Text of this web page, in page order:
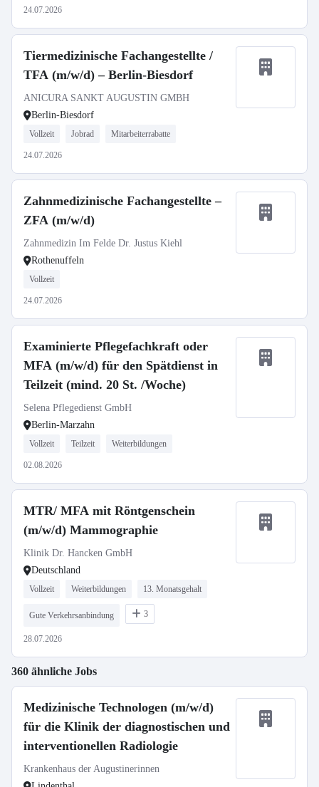
24.07.2026
Tiermedizinische Fachangestellte /
TFA (m/w/d) – Berlin-Biesdorf
ANICURA SANKT AUGUSTIN GMBH
Berlin-Biesdorf
Vollzeit Jobrad Mitarbeiterrabatte
24.07.2026
Zahnmedizinische Fachangestellte –
ZFA (m/w/d)
Zahnmedizin Im Felde Dr. Justus Kiehl
Rothenuffeln
Vollzeit
24.07.2026
Examinierte Pflegefachkraft oder
MFA (m/w/d) für den Spätdienst in
Teilzeit (mind. 20 St. /Woche)
Selena Pflegedienst GmbH
Berlin-Marzahn
Vollzeit Teilzeit Weiterbildungen
02.08.2026
MTR/ MFA mit Röntgenschein
(m/w/d) Mammographie
Klinik Dr. Hancken GmbH
Deutschland
Vollzeit Weiterbildungen 13. Monatsgehalt
Gute Verkehrsanbindung 3
28.07.2026
360 ähnliche Jobs
Medizinische Technologen (m/w/d)
für die Klinik der diagnostischen und
interventionellen Radiologie
Krankenhaus der Augustinerinnen